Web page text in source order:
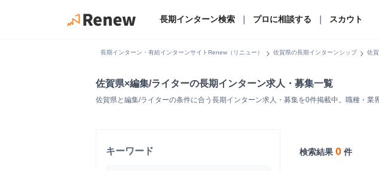
長期インターン検索 プロに相談する スカウト
長期インターン・有給インターンサイトRenew（リニュー） chevron_right 佐賀県の長期インターンシップchevron_right 佐
佐賀県×編集/ライターの長期インターン求人・募集一覧
佐賀県と編集/ライターの条件に合う長期インターン求人・募集を0件掲載中。職種・
キーワード 検索結果0 件